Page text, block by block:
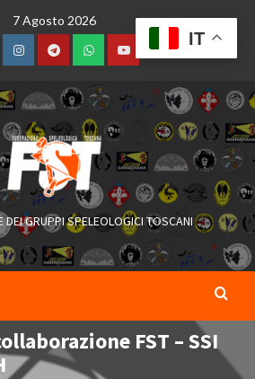
7 Agosto 2026
InstagramTelegramWhatsAppYouTube
DEI GRUPPI SPELEOLOGICI TOSCANI
FST – SSI
IT